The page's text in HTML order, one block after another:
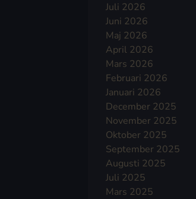
Juli 2026
Juni 2026
Maj 2026
April 2026
Mars 2026
Februari 2026
Januari 2026
December 2025
November 2025
Oktober 2025
September 2025
Augusti 2025
Juli 2025
Mars 2025